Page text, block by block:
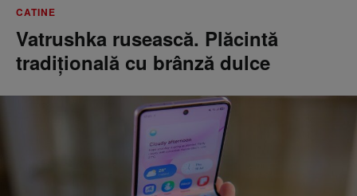
CATINE
Vatrushka rusească. Plăcintă
tradițională cu brânză dulce